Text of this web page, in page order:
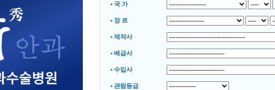
• 국 가
• 장 르
• 제작사
• 배급사
• 수입사
• 관람등급